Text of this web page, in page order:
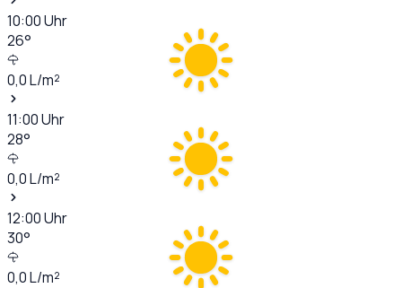
10:00Uhr
26°
0,0L/m²
11:00Uhr
28°
0,0L/m²
12:00Uhr
30°
0,0L/m²